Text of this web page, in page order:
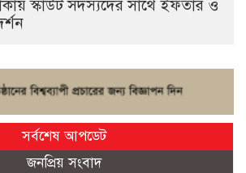
স্কাউট সদস্যদের সাথে ইফতার ও
সর্বশেষ আপডেট
জনপ্রিয় সংবাদ